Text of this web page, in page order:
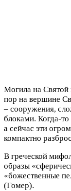
Могила на
пор на вершине
– сооружения,
блоками. Когда-
а сейчас эти
компактно
В греческой
образы
«божественные
(Гомер).